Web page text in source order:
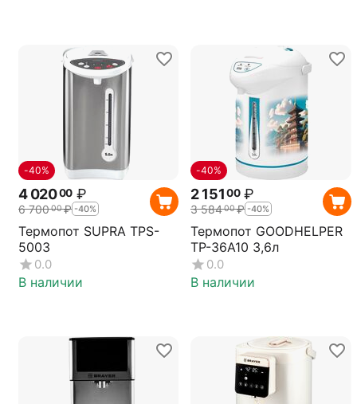
-40%
4 02000 ₽
6 70000₽ -40%
Термопот SUPRA TPS-
5003
0.0
В наличии
-40%
2 151 00 ₽
3 58400₽ -40%
Термопот GOODHELPER
TP-36A10 3,6л
0.0
В наличии